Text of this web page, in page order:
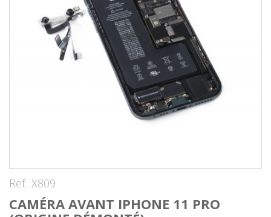
Ref. X809
CAMÉRA AVANT IPHONE 11 PRO